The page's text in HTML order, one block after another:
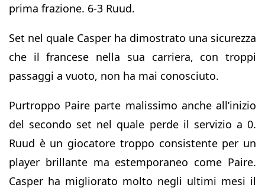
prima frazione. 6-3 Ruud.
Set nel quale Casper ha dimostrato una sicurezza
che il francese nella sua carriera, con troppi
passaggi a vuoto, non ha mai conosciuto.
Purtroppo Paire parte malissimo anche all’inizio
del secondo set nel quale perde il servizio a 0.
Ruud è un giocatore troppo consistente per un
player brillante ma estemporaneo come Paire.
Casper ha migliorato molto negli ultimi mesi il